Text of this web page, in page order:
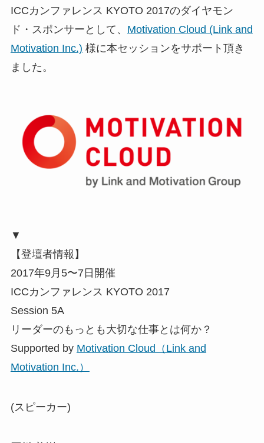
ICCカンファレンス KYOTO 2017のダイヤモン
ド・スポンサーとして、 Motivation Cloud (Link and
Motivation Inc.) 様に本セッションをサポート頂き
ました。
▼
【登壇者情報】
2017年9月5〜7日開催
ICCカンファレンス KYOTO 2017
Session 5A
リーダーのもっとも大切な仕事とは何か？
Supported by Motivation Cloud（Link and
Motivation Inc.）
(スピーカー)